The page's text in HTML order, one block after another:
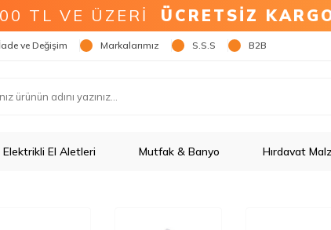
TL VE ÜZERİ ÜCRETSİZ
İade ve Değişim Markalarımız S.S.S B2B
Elektrikli El Aletleri Mutfak & Banyo Hırdavat